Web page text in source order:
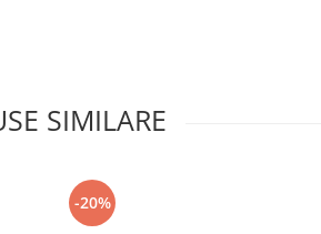
SIMILARE
-20%